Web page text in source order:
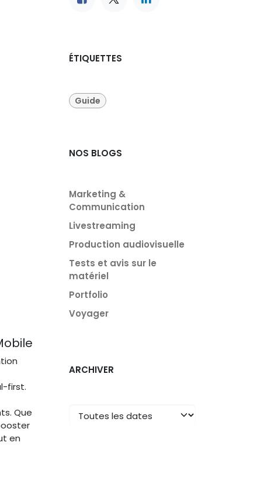
first.
Que
en
ÉTIQUETTES
Guide
NOS BLOGS
Marketing &
Communication
Livestreaming
Production audiovisuelle
Tests et avis sur le
matériel
Portfolio
Voyager
ARCHIVER